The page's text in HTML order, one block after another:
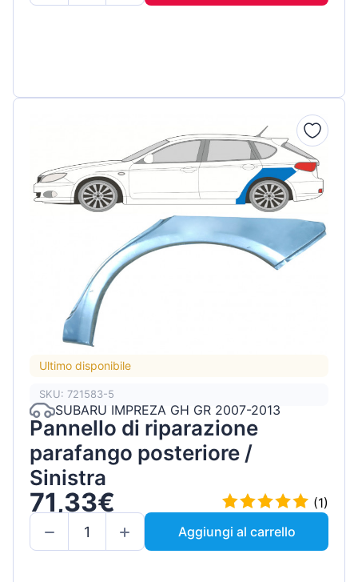
Ultimo disponibile
SKU: 721583-5
SUBARU IMPREZA GH GR 2007-2013
Pannello di riparazione
parafango posteriore /
Sinistra
71,33€
(1)
Aggiungi al carrello